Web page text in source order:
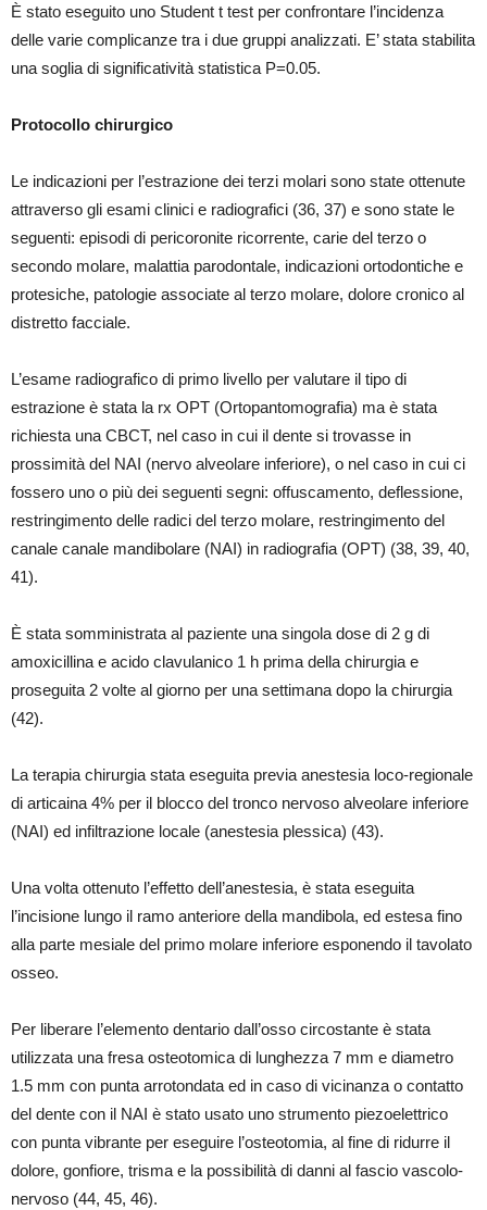
È stato eseguito uno Student t test per confrontare l’incidenza
delle varie complicanze tra i due gruppi analizzati. E’ stata stabilita
una soglia di significatività statistica P=0.05.
Protocollo chirurgico
Le indicazioni per l’estrazione dei terzi molari sono state ottenute
attraverso gli esami clinici e radiografici (36, 37) e sono state le
seguenti: episodi di pericoronite ricorrente, carie del terzo o
secondo molare, malattia parodontale, indicazioni ortodontiche e
protesiche, patologie associate al terzo molare, dolore cronico al
distretto facciale.
L’esame radiografico di primo livello per valutare il tipo di
estrazione è stata la rx OPT (Ortopantomografia) ma è stata
richiesta una CBCT, nel caso in cui il dente si trovasse in
prossimità del NAI (nervo alveolare inferiore), o nel caso in cui ci
fossero uno o più dei seguenti segni: offuscamento, deflessione,
restringimento delle radici del terzo molare, restringimento del
canale canale mandibolare (NAI) in radiografia (OPT) (38, 39, 40,
41).
È stata somministrata al paziente una singola dose di 2 g di
amoxicillina e acido clavulanico 1 h prima della chirurgia e
proseguita 2 volte al giorno per una settimana dopo la chirurgia
(42).
La terapia chirurgia stata eseguita previa anestesia loco-regionale
di articaina 4% per il blocco del tronco nervoso alveolare inferiore
(NAI) ed infiltrazione locale (anestesia plessica) (43).
Una volta ottenuto l’effetto dell’anestesia, è stata eseguita
l’incisione lungo il ramo anteriore della mandibola, ed estesa fino
alla parte mesiale del primo molare inferiore esponendo il tavolato
osseo.
Per liberare l’elemento dentario dall’osso circostante è stata
utilizzata una fresa osteotomica di lunghezza 7 mm e diametro
1.5 mm con punta arrotondata ed in caso di vicinanza o contatto
del dente con il NAI è stato usato uno strumento piezoelettrico
con punta vibrante per eseguire l’osteotomia, al fine di ridurre il
dolore, gonfiore, trisma e la possibilità di danni al fascio vascolo-
nervoso (44, 45, 46).